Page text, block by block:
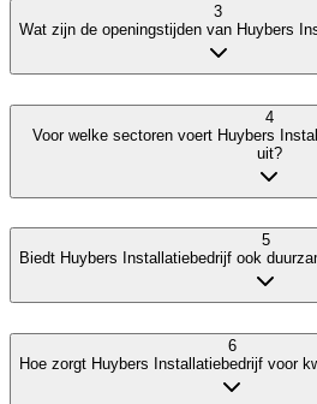
3
Wat zijn de openingstijden van Huybers
4
Voor welke sectoren voert Huybers
uit?
5
Biedt Huybers Installatiebedrijf ook
6
Hoe zorgt Huybers Installatiebedrijf voor